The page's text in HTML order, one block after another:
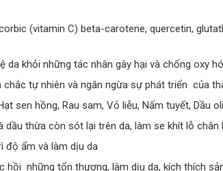
(vitamin C) beta-carotene, quercetin,
khỏi những tác nhân gây hại và chống oxy
tự nhiên và ngăn ngừa sự phát triển của
sen hồng, Rau sam, Vỏ liễu, Nấm tuyết, Dầu
dầu thừa còn sót lại trên da, làm se khít lỗ
độ ẩm và làm dịu da
hồi những tổn thương, làm dịu da, kích thích